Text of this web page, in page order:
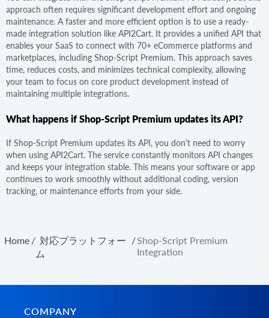
approach often requires significant development effort and ongoing
maintenance. A faster and more efficient option is to use a ready-
made integration solution like API2Cart. It provides a unified API that
enables your SaaS to connect with 70+ eCommerce platforms and
marketplaces, including Shop-Script Premium. This approach saves
time, reduces costs, and minimizes technical complexity, allowing
your team to focus on core product development instead of
maintaining multiple integrations.
What happens if Shop-Script Premium updates its API?
If Shop-Script Premium updates its API, you don't need to worry
when using API2Cart. The service constantly monitors API changes
and keeps your integration stable. This means your software or app
continues to work smoothly without additional coding, version
tracking, or maintenance efforts from your side.
Home / 対応プラットフォー
ム
/Shop-Script Premium
Integration
COMPANY